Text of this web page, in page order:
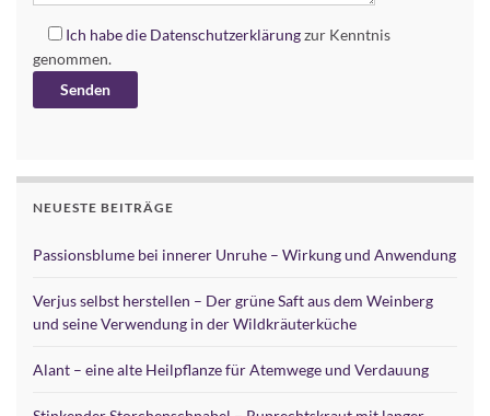
Ich habe die Datenschutzerklärungzur Kenntnis
genommen.
NEUESTE BEITRÄGE
Passionsblume bei innerer Unruhe – Wirkung und Anwendung
Verjus selbst herstellen – Der grüne Saft aus dem Weinberg
und seine Verwendung in der Wildkräuterküche
Alant – eine alte Heilpflanze für Atemwege und Verdauung